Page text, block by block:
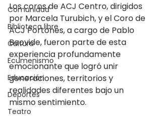
Comunidad
Biblioteca libre
Cultura
Ecumenismo
Educación
Deportes
Teatro
Los coros de ACJ Centro, dirigidos
por Marcela Turubich, y el Coro de
ACJ Portones, a cargo de Pablo
Beovide, fueron parte de esta
experiencia profundamente
emocionante que logró unir
generaciones, territorios y
realidades diferentes bajo un
mismo sentimiento.